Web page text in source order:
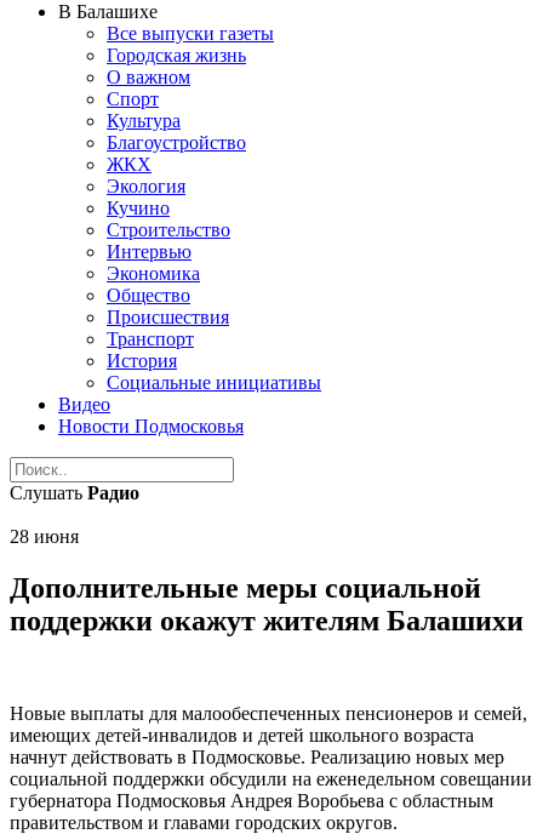
В Балашихе
Все выпуски газеты
Городская жизнь
О важном
Спорт
Культура
Благоустройство
ЖКХ
Экология
Кучино
Строительство
Интервью
Экономика
Общество
Происшествия
Транспорт
История
Социальные инициативы
Видео
Новости Подмосковья
Слушать Радио
28 июня
Дополнительные меры социальной
поддержки окажут жителям Балашихи
Новые выплаты для малообеспеченных пенсионеров и семей,
имеющих детей-инвалидов и детей школьного возраста
начнут действовать в Подмосковье. Реализацию новых мер
социальной поддержки обсудили на еженедельном совещании
губернатора Подмосковья Андрея Воробьева с областным
правительством и главами городских округов.